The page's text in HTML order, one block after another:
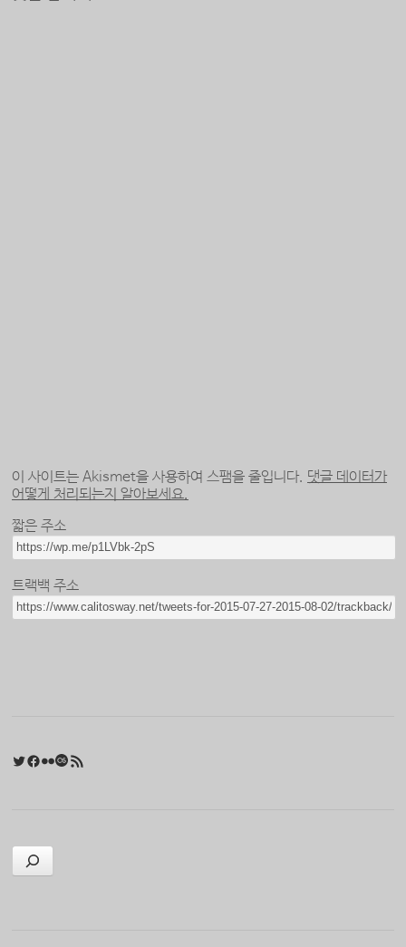
이 사이트는 Akismet을 사용하여 스팸을 줄입니다. 댓글 데이터가
어떻게 처리되는지 알아보세요.
짧은 주소
트랙백 주소
Twitter
Facebook
FlickrLast.fm
검색